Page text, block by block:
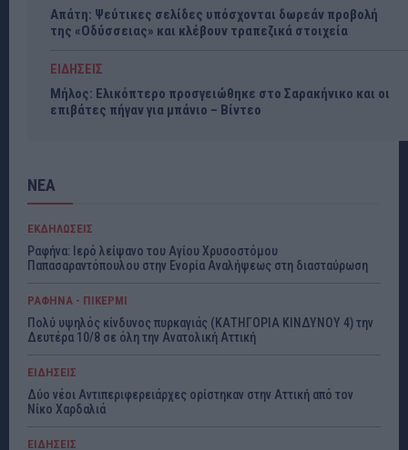
Απάτη: Ψεύτικες σελίδες υπόσχονται δωρεάν προβολή
της «Οδύσσειας» και κλέβουν τραπεζικά στοιχεία
ΕΙΔΗΣΕΙΣ
Μήλος: Ελικόπτερο προσγειώθηκε στο Σαρακήνικο και οι
επιβάτες πήγαν για μπάνιο – Βίντεο
ΝΕΑ
ΕΚΔΗΛΩΣΕΙΣ
Ραφήνα: Ιερό λείψανο του Αγίου Χρυσοστόμου
Παπασαραντόπουλου στην Ενορία Αναλήψεως στη διασταύρωση
ΡΑΦΗΝΑ - ΠΙΚΕΡΜΙ
Πολύ υψηλός κίνδυνος πυρκαγιάς (ΚΑΤΗΓΟΡΙΑ ΚΙΝΔΥΝΟΥ 4) την
Δευτέρα 10/8 σε όλη την Ανατολική Αττική
ΕΙΔΗΣΕΙΣ
Δύο νέοι Αντιπεριφερειάρχες ορίστηκαν στην Αττική από τον
Νίκο Χαρδαλιά
ΕΙΔΗΣΕΙΣ